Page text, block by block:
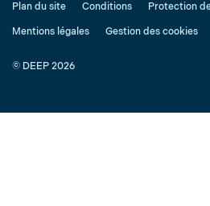
Plan du site Conditions Protection
Mentions légales Gestion des cookies
© DEEP 2026